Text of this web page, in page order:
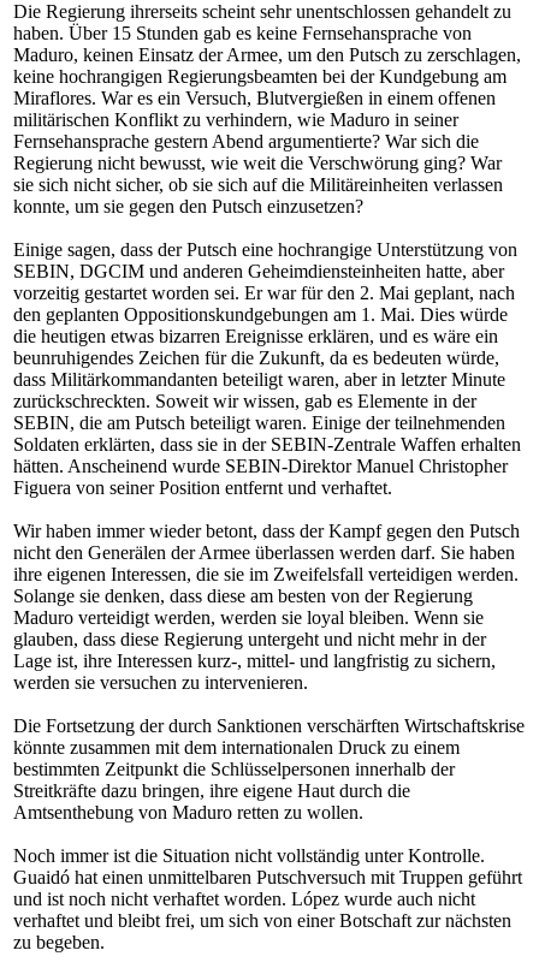
Die Regierung ihrerseits scheint sehr unentschlossen gehandelt zu
haben. Über 15 Stunden gab es keine Fernsehansprache von
Maduro, keinen Einsatz der Armee, um den Putsch zu zerschlagen,
keine hochrangigen Regierungsbeamten bei der Kundgebung am
Miraflores. War es ein Versuch, Blutvergießen in einem offenen
militärischen Konflikt zu verhindern, wie Maduro in seiner
Fernsehansprache gestern Abend argumentierte? War sich die
Regierung nicht bewusst, wie weit die Verschwörung ging? War
sie sich nicht sicher, ob sie sich auf die Militäreinheiten verlassen
konnte, um sie gegen den Putsch einzusetzen?
Einige sagen, dass der Putsch eine hochrangige Unterstützung von
SEBIN, DGCIM und anderen Geheimdiensteinheiten hatte, aber
vorzeitig gestartet worden sei. Er war für den 2. Mai geplant, nach
den geplanten Oppositionskundgebungen am 1. Mai. Dies würde
die heutigen etwas bizarren Ereignisse erklären, und es wäre ein
beunruhigendes Zeichen für die Zukunft, da es bedeuten würde,
dass Militärkommandanten beteiligt waren, aber in letzter Minute
zurückschreckten. Soweit wir wissen, gab es Elemente in der
SEBIN, die am Putsch beteiligt waren. Einige der teilnehmenden
Soldaten erklärten, dass sie in der SEBIN-Zentrale Waffen erhalten
hätten. Anscheinend wurde SEBIN-Direktor Manuel Christopher
Figuera von seiner Position entfernt und verhaftet.
Wir haben immer wieder betont, dass der Kampf gegen den Putsch
nicht den Generälen der Armee überlassen werden darf. Sie haben
ihre eigenen Interessen, die sie im Zweifelsfall verteidigen werden.
Solange sie denken, dass diese am besten von der Regierung
Maduro verteidigt werden, werden sie loyal bleiben. Wenn sie
glauben, dass diese Regierung untergeht und nicht mehr in der
Lage ist, ihre Interessen kurz-, mittel- und langfristig zu sichern,
werden sie versuchen zu intervenieren.
Die Fortsetzung der durch Sanktionen verschärften Wirtschaftskrise
könnte zusammen mit dem internationalen Druck zu einem
bestimmten Zeitpunkt die Schlüsselpersonen innerhalb der
Streitkräfte dazu bringen, ihre eigene Haut durch die
Amtsenthebung von Maduro retten zu wollen.
Noch immer ist die Situation nicht vollständig unter Kontrolle.
Guaidó hat einen unmittelbaren Putschversuch mit Truppen geführt
und ist noch nicht verhaftet worden. López wurde auch nicht
verhaftet und bleibt frei, um sich von einer Botschaft zur nächsten
zu begeben.